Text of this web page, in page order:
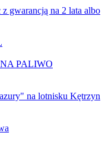
gwarancją na 2 lata albo
PALIWO
na lotnisku Kętrzyn